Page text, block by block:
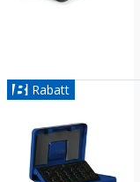
Rabatt